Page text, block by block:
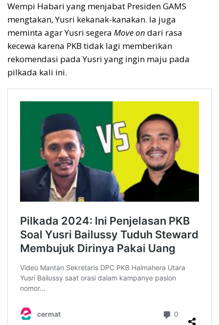
Wempi Habari yang menjabat Presiden GAMS
mengtakan, Yusri kekanak-kanakan. Ia juga
meminta agar Yusri segera Move on dari rasa
kecewa karena PKB tidak lagi memberikan
rekomendasi pada Yusri yang ingin maju pada
pilkada kali ini.